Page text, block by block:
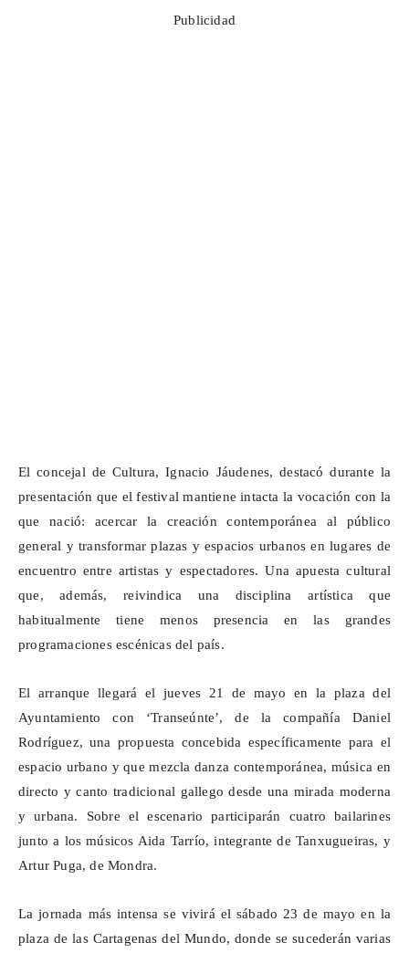
Publicidad
El concejal de Cultura, Ignacio Jáudenes, destacó durante la
presentación que el festival mantiene intacta la vocación con la
que nació: acercar la creación contemporánea al público
general y transformar plazas y espacios urbanos en lugares de
encuentro entre artistas y espectadores. Una apuesta cultural
que, además, reivindica una disciplina artística que
habitualmente tiene menos presencia en las grandes
programaciones escénicas del país.
El arranque llegará el jueves 21 de mayo en la plaza del
Ayuntamiento con ‘Transeúnte’, de la compañía Daniel
Rodríguez, una propuesta concebida específicamente para el
espacio urbano y que mezcla danza contemporánea, música en
directo y canto tradicional gallego desde una mirada moderna
y urbana. Sobre el escenario participarán cuatro bailarines
junto a los músicos Aida Tarrío, integrante deTanxugueiras, y
Artur Puga, de Mondra.
La jornada más intensa se vivirá el sábado 23 de mayo en la
plaza de las Cartagenas del Mundo, donde se sucederán varias